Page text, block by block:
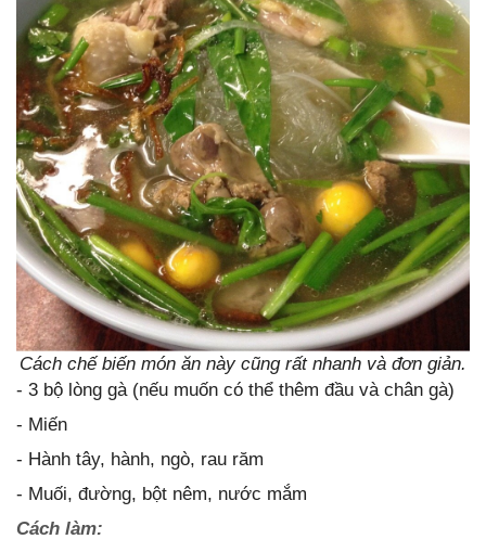
Cách chế biến món ăn này cũng rất nhanh và đơn giản.
- 3 bộ lòng gà (nếu muốn có thể thêm đầu và chân gà)
- Miến
- Hành tây, hành, ngò, rau răm
- Muối, đường, bột nêm, nước mắm
Cách làm: